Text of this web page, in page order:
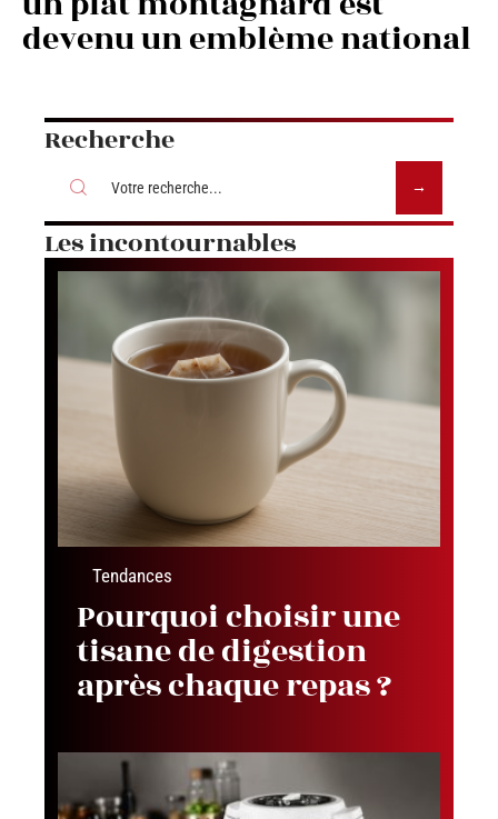
devenu un emblème national
Recherche
Les incontournables
Tendances
Pourquoi choisir une
tisane de digestion
après chaque repas ?